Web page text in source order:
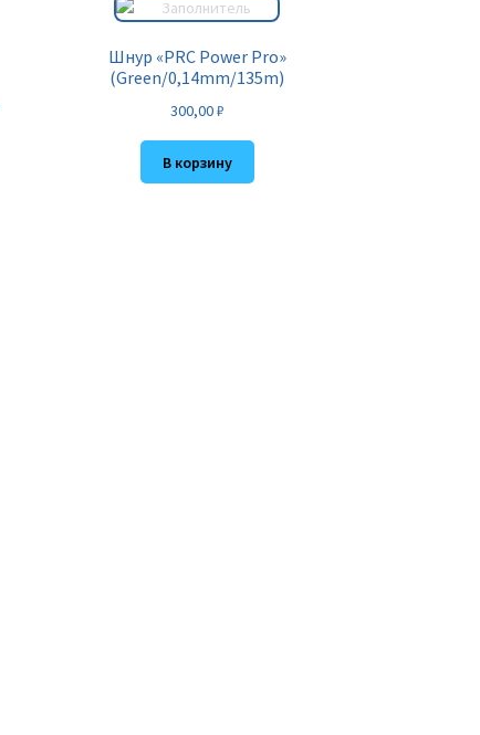
Шнур «PRC Power Pro»
(Green/0,14mm/135m)
300,00₽
В корзину